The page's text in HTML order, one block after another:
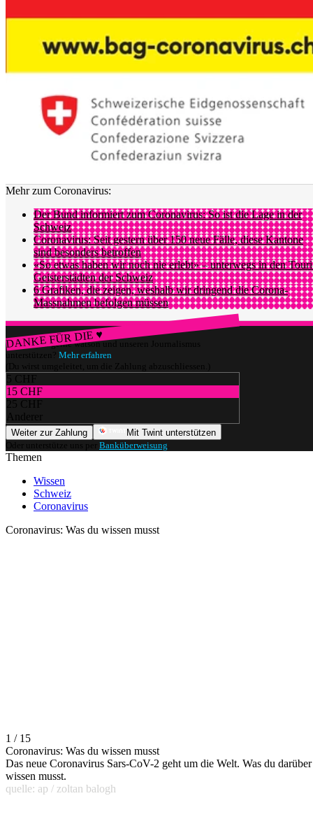
Mehr zum Coronavirus:
Der Bund informiert zum Coronavirus: So ist die Lage in der
Schweiz
Coronavirus: Seit gestern über 150 neue Fälle, diese Kantone
sind besonders betroffen
«So etwas haben wir noch nie erlebt» – unterwegs in den
Geisterstädten der Schweiz
6 Grafiken, die zeigen, weshalb wir dringend die Corona-
Massnahmen befolgen müssen
DANKE FÜR DIE ♥
Würdest du gerne watson und unseren Journalismus
unterstützen? Mehr erfahren
(Du wirst umgeleitet, um die Zahlung abzuschliessen.)
5 CHF
15 CHF
25 CHF
Anderer
Weiter zur Zahlung
Mit Twint unterstützen
Oder unterstütze uns per Banküberweisung
Themen
Wissen
Schweiz
Coronavirus
Coronavirus: Was du wissen musst
1 / 15
Coronavirus: Was du wissen musst
Das neue Coronavirus Sars-CoV-2 geht um die Welt. Was du darüber
wissen musst.
quelle: ap / zoltan balogh